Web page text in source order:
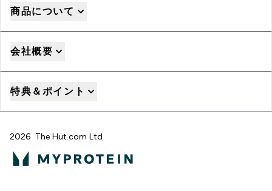
商品について
会社概要
特典＆ポイント
2026 The Hut.com Ltd